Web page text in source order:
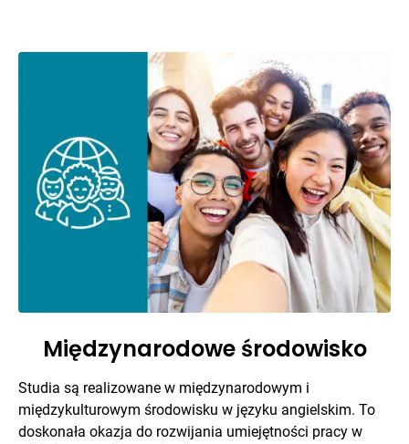
Międzynarodowe środowisko
Studia są realizowane w międzynarodowym i
międzykulturowym środowisku w języku angielskim. To
doskonała okazja do rozwijania umiejętności pracy w